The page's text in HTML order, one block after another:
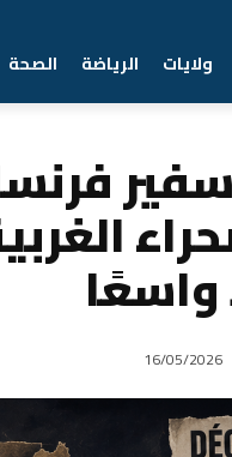
ولايات الرياضة الصحة
لدى المغرب حول قضية الصحراء
واسعًا
16/05/2026